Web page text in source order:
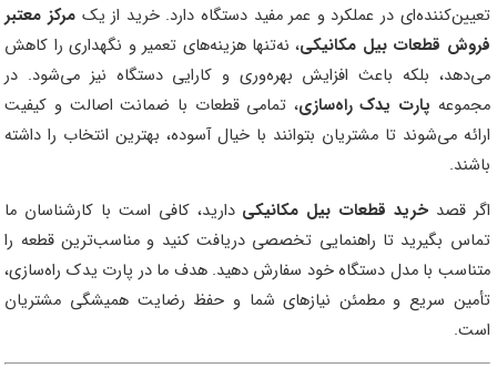
تعیین‌کننده‌ای در عملکرد و عمر مفید دستگاه دارد. خرید از یک مرکز معتبر
فروش قطعات بیل مکانیکی، نه‌تنها هزینه‌های تعمیر و نگهداری را کاهش
می‌دهد، بلکه باعث افزایش بهره‌وری و کارایی دستگاه نیز می‌شود. در
مجموعه پارت یدک راه‌سازی، تمامی قطعات با ضمانت اصالت و کیفیت
ارائه می‌شوند تا مشتریان بتوانند با خیال آسوده، بهترین انتخاب را داشته
باشند.
اگر قصدخرید قطعات بیل مکانیکی دارید، کافی است با کارشناسان ما
تماس بگیرید تا راهنمایی تخصصی دریافت کنید و مناسب‌ترین قطعه را
متناسب با مدل دستگاه خود سفارش دهید. هدف ما در پارت یدک راه‌سازی،
تأمین سریع و مطمئن نیازهای شما و حفظ رضایت همیشگی مشتریان
است.